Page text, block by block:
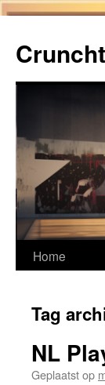
de
inhoud
Home
Tag
NL
Geplaatst op